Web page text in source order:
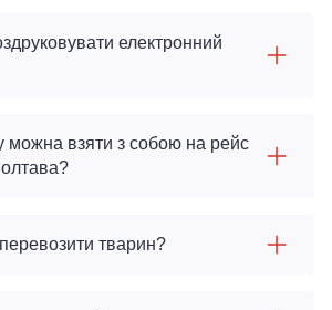
електронний
можна взяти з собою на рейс
тварин?